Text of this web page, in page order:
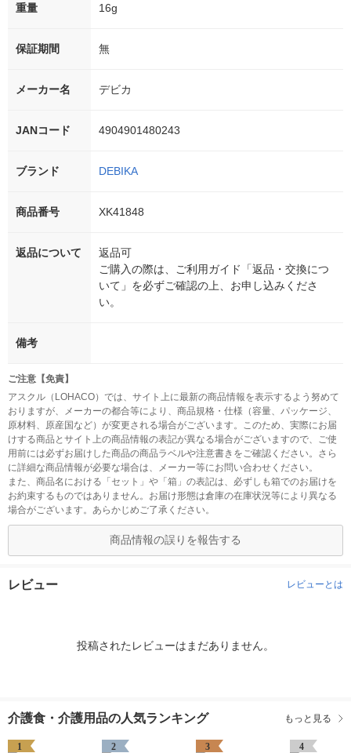
重量 16g
保証期間 無
メーカー名 デビカ
JANコード 4904901480243
ブランド DEBIKA
商品番号 XK41848
返品について
返品可
ご購入の際は、ご利用ガイド「返品・交換につ
いて」を必ずご確認の上、お申し込みくださ
い。
備考
ご注意【免責】
アスクル（LOHACO）では、サイト上に最新の商品情報を表示するよう努めて
おりますが、メーカーの都合等により、商品規格・仕様（容量、パッケージ、
原材料、原産国など）が変更される場合がございます。このため、実際にお届
けする商品とサイト上の商品情報の表記が異なる場合がございますので、ご使
用前には必ずお届けした商品の商品ラベルや注意書きをご確認ください。さら
に詳細な商品情報が必要な場合は、メーカー等にお問い合わせください。
また、商品名における「セット」や「箱」の表記は、必ずしも箱でのお届けを
お約束するものではありません。お届け形態は倉庫の在庫状況等により異なる
場合がございます。あらかじめご了承ください。
商品情報の誤りを報告する
レビュー レビューとは
投稿されたレビューはまだありません。
介護食・介護用品の人気ランキング もっと見る
1 2 3 4